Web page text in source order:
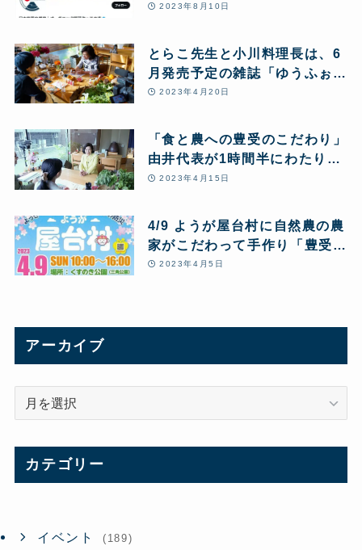
2023年8月10日
とらこ先生と小川料理長は、6
月発売予定の雑誌「ゆうふぉり
あ」の取材を受けました
2023年4月20日
「食と農への豊受のこだわり」
由井代表が1時間半にわたり雑
誌『セラピスト』の取材を受け
2023年4月15日
4/9 ようが屋台村に自然農の農
家がこだわって手作り「豊受百
姓弁当」で出店します
2023年4月5日
アーカイブ
ブ
カテゴリー
イベント (189)